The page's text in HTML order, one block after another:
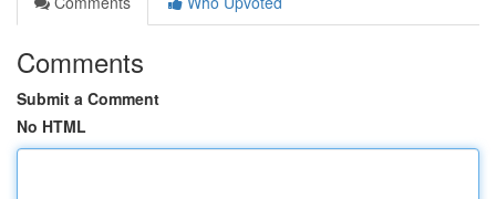
Comments
Submit a Comment
No HTML